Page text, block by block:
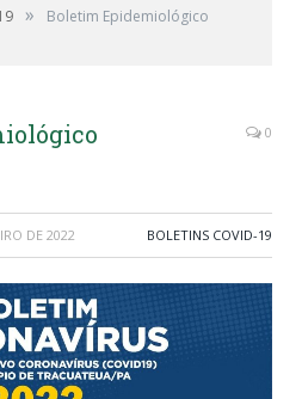
»
Boletim Epidemiológico
0
DE 2022 BOLETINS COVID-19